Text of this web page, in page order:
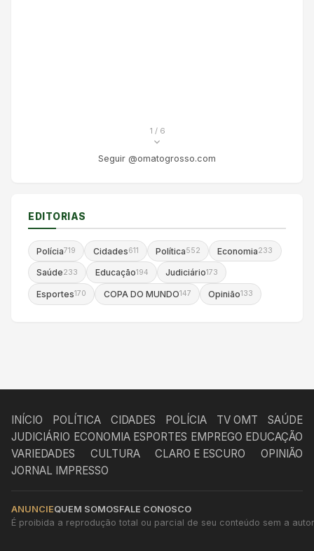
1 / 6
Seguir @omatogrosso.com
EDITORIAS
Polícia719 Cidades611 Política552 Economia233
Saúde233 Educação194 Judiciário173
Esportes170 COPA DO MUNDO147 Opinião133
INÍCIO POLÍTICA CIDADES POLÍCIA TV OMT
SAÚDE
JUDICIÁRIO ECONOMIA ESPORTES EMPREGO EDUCAÇÃO
VARIEDADES
CULTURA CLARO E ESCURO
OPINIÃO
JORNAL IMPRESSO
ANUNCIEQUEM SOMOSFALE CONOSCO
É proibida a reprodução total ou parcial de seu conteúdo sem a